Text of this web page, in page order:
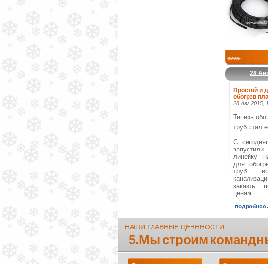
590р.
28
Простой и
обогрев
28 Авг 2015,
Теперь
труб стал
С
линейку
для
труб
заказть
ценам.
НАШИ ГЛАВНЫЕ ЦЕНННОСТИ
5.Мы строим